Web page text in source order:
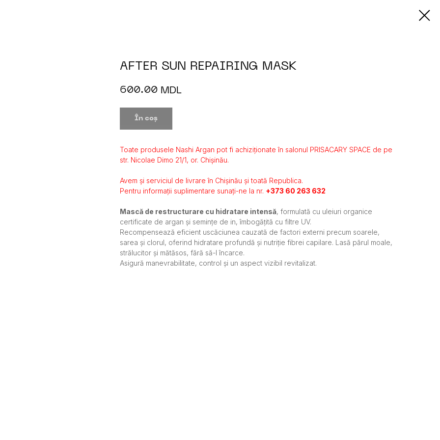
AFTER SUN REPAIRING MASK
600.00 MDL
În coș
Toate produsele Nashi Argan pot fi achiziționate în salonul PRISACARY SPACE de pe
str. Nicolae Dimo 21/1, or. Chișinău.
Avem și serviciul de livrare în Chișinău și toată Republica.
Pentru informații suplimentare sunați-ne la nr. +373 60 263 632
Mască de restructurare cu hidratare intensă, formulată cu uleiuri organice
certificate de argan și semințe de in, îmbogățită cu filtre UV.
Recompensează eficient uscăciunea cauzată de factori externi precum soarele,
sarea și clorul, oferind hidratare profundă și nutriție fibrei capilare. Lasă părul moale,
strălucitor și mătăsos, fără să-l încarce.
Asigură manevrabilitate, control și un aspect vizibil revitalizat.